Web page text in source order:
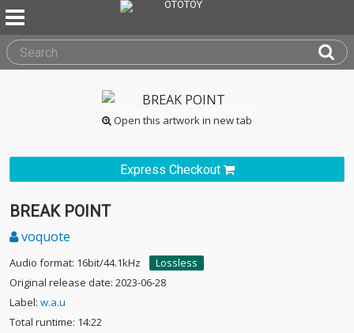
Open this artwork in new tab
Express Checkout
BREAK POINT
voquote
Audio format: 16bit/44.1kHz
Lossless
Original release date: 2023-06-28
Label: w.a.u
Total runtime: 14:22